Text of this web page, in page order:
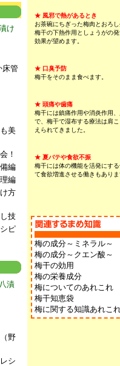
け
床管
美
！
編
編
方
技
ピ
漬
野
シ
★ 風邪で熱があるとき
お茶碗にちぎった梅肉とおろ
梅干の下熱作用としょうがの
効果が望めます。
★ 口臭予防
梅干をそのまま食べます。
★ 頭痛や歯痛
梅干には鎮痛作用や消炎作用
で、梅干で湿布する療法は肩
えられてきました。
★ 夏バテや食欲不振
梅干には体の機能を活発にす
て食欲増進させる働きもあり
梅の成分～ミネラル～
梅の成分～クエン酸～
梅干の効用
梅の栄養成分
梅についてのあれこれ
梅干知恵袋
梅に関する知識あれこ